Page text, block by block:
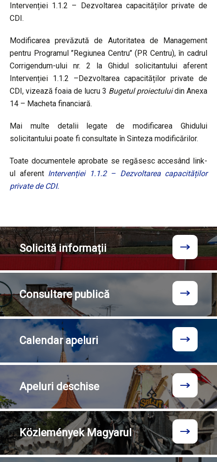
Intervenției 1.1.2 – Dezvoltarea capacităților private de
CDI.
Modificarea prevăzută de Autoritatea de Management
pentru Programul ’’Regiunea Centru’’ (PR Centru), în cadrul
Corrigendum-ului nr. 2 la Ghidul solicitantului aferent
Intervenției 1.1.2 –Dezvoltarea capacităților private de
CDI, vizează foaia de lucru 3 Bugetul proiectuluidin Anexa
14 – Macheta financiară.
Mai multe detalii legate de modificarea Ghidului
solicitantului poate fi consultate în Sinteza modificărilor.
Toate documentele aprobate se regăsesc accesând link-
ul aferent Intervenției 1.1.2 – Dezvoltarea capacităților
private de CDI.
Solicităinformații
Consultarepublică
Calendarapeluri
Apeluri deschise
KözleményekMagyarul